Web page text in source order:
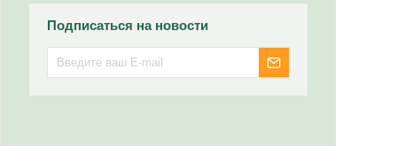
Подписаться на новости